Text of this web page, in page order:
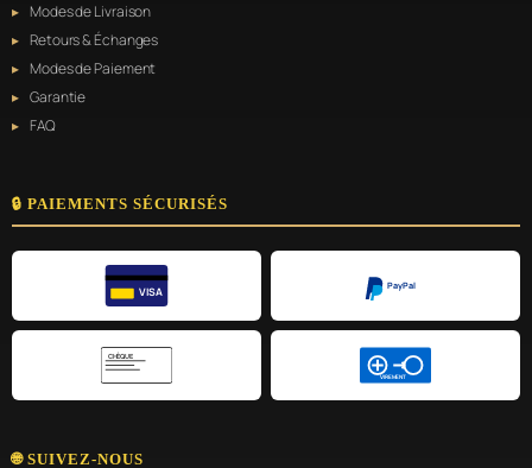
Modes de Livraison
Retours & Échanges
Modes de Paiement
Garantie
FAQ
🔒 PAIEMENTS SÉCURISÉS
VISA
PayPal
CHÈQUE
VIREMENT
🌐 SUIVEZ-NOUS